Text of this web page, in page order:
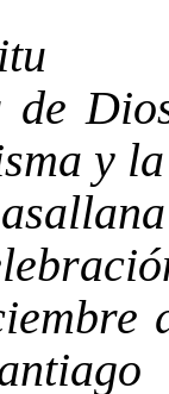
de
y la